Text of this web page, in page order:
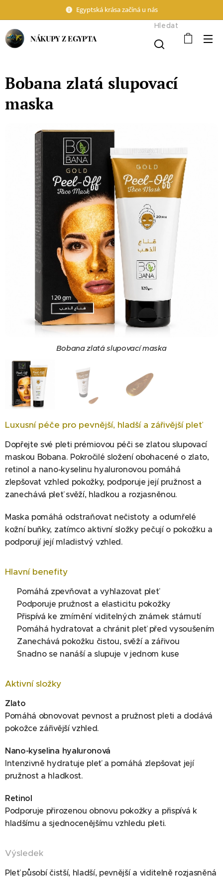
Egyptská krása začíná u nás
NÁKUPY Z EGYPTA
Hledat
Bobana zlatá slupovací
maska
Bobana zlatá slupovací maska
Bobana zlatá slupovací maska
Bobana zlatá slupovací maska
Luxusní péče pro pevnější, hladší a zářivější pleť
Dopřejte své pleti prémiovou péči se zlatou slupovací
maskou Bobana. Pokročilé složení obohacené o zlato,
retinol a nano-kyselinu hyaluronovou pomáhá
zlepšovat vzhled pokožky, podporuje její pružnost a
zanechává pleť svěží, hladkou a rozjasněnou.
Maska pomáhá odstraňovat nečistoty a odumřelé
kožní buňky, zatímco aktivní složky pečují o pokožku a
podporují její mladistvý vzhled.
Hlavní benefity
✔ Pomáhá zpevňovat a vyhlazovat pleť
✔ Podporuje pružnost a elasticitu pokožky
✔ Přispívá ke zmírnění viditelných známek stárnutí
✔ Pomáhá hydratovat a chránit pleť před vysoušením
✔ Zanechává pokožku čistou, svěží a zářivou
✔ Snadno se nanáší a slupuje v jednom kuse
Aktivní složky
Zlato
Pomáhá obnovovat pevnost a pružnost pleti a dodává
pokožce zářivější vzhled.
Nano-kyselina hyaluronová
Intenzivně hydratuje pleť a pomáhá zlepšovat její
pružnost a hladkost.
Retinol
Podporuje přirozenou obnovu pokožky a přispívá k
hladšímu a sjednocenějšímu vzhledu pleti.
Výsledek
Pleť působí čistší, hladší, pevnější a viditelně rozjasněná